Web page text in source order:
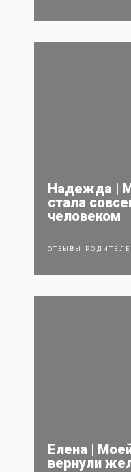
Надежда |
стала
человеком
ОТЗЫВЫ
Елена |
вернули